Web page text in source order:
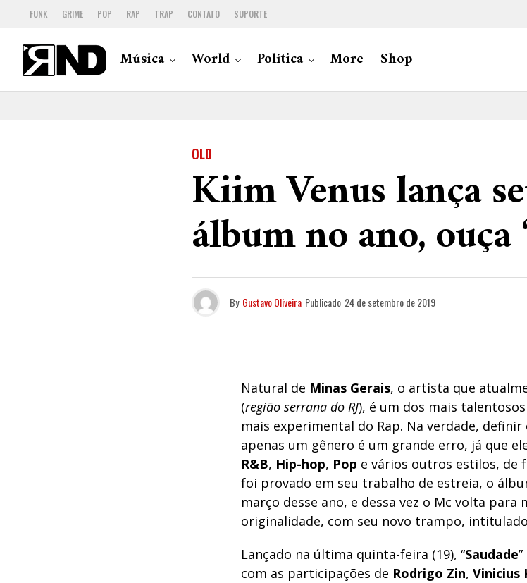
FUNK GRIME POP RAP TRAP CONTATO SUPORTE
Música World Política More Shop
OLD
Kiim Venus lança
álbum no ano, ouça
By Gustavo Oliveira Publicado 24 de setembro de 2019
Natural de Minas Gerais, o artista que
(região serrana do RJ), é um dos mais
mais experimental do Rap. Na verdade,
apenas um gênero é um grande erro, já que
R&B, Hip-hop, Pop e vários outros estilos, de
foi provado em seu trabalho de estreia, o
março desse ano, e dessa vez o Mc volta para
originalidade, com seu novo trampo,
Lançado na última quinta-feira (19), “Saudade
com as participações de Rodrigo Zin, Vinicius